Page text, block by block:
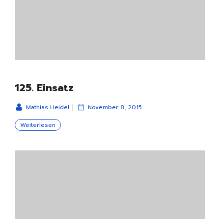
125. Einsatz
Mathias Heidel | November 8, 2015
Weiterlesen